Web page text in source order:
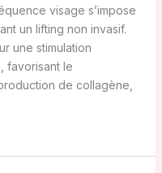
visage s’impose
un lifting non invasif.
une stimulation
favorisant le
de collagène,